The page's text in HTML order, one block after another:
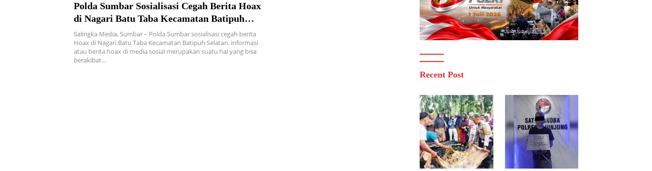
Polda Sumbar Sosialisasi Cegah Berita Hoax
di Nagari Batu Taba Kecamatan Batipuh
Selatan
Salingka Media, Sumbar – Polda Sumbar sosialisasi cegah berita
Hoax di Nagari Batu Taba Kecamatan Batipuh Selatan, informasi
atau berita hoax di media sosial merupakan suatu hal yang bisa
berakibat…
Recent Post